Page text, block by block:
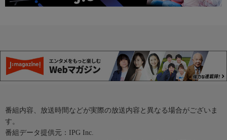
番組内容、放送時間などが実際の放送内容と異なる場合がございま
す。
番組データ提供元：IPG Inc.